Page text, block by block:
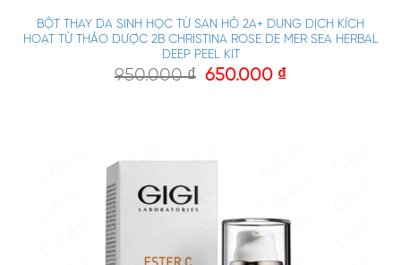
BỘT THAY DA SINH HỌC TỪ SAN HÔ 2A+ DUNG DỊCH KÍCH
HOẠT TỪ THẢO DƯỢC 2B CHRISTINA ROSE DE MER SEA HERBAL
DEEP PEEL KIT
950.000₫ 650.000 ₫